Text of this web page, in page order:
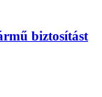
biztosítást